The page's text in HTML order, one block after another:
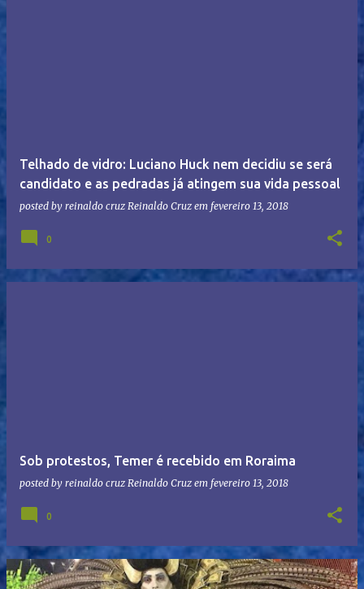
Telhado de vidro: Luciano Huck nem decidiu se será
candidato e as pedradas já atingem sua vida pessoal
posted by reinaldo cruz Reinaldo Cruz em fevereiro 13, 2018
0
Sob protestos, Temer é recebido em Roraima
posted by reinaldo cruz Reinaldo Cruz em fevereiro 13, 2018
0